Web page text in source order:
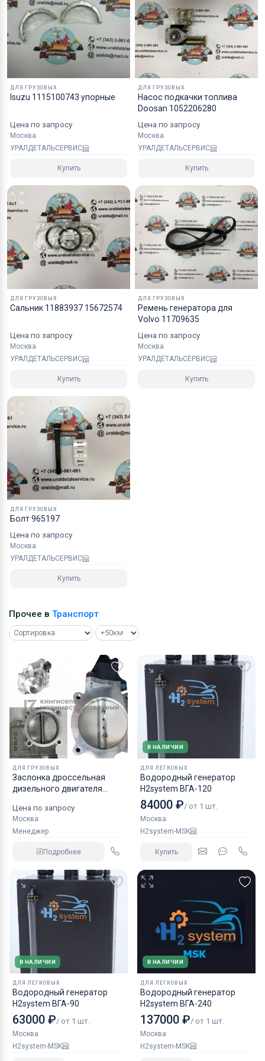
Коробки оптимального размера и с
надежным уровнем защиты.
Специалисты компании готовы взять на себя все
мероприятия по оформлению документов и
перевозке вашего заказа в любой регион РФ, в
страны СНГ, Азии и ЕС.
ДЛЯ ГРУЗОВЫХ
Isuzu 1115100743 упорные
Цена по запросу
Москва
УРАЛДЕТАЛЬСЕРВИС
Купить
ДЛЯ ГРУЗОВЫХ
Насос подкачки топлива
Doosan 1052206280
Цена по запросу
Москва
УРАЛДЕТАЛЬСЕРВИС
Купить
ДЛЯ ГРУЗОВЫХ
Сальник 11883937 15672574
Цена по запросу
Москва
УРАЛДЕТАЛЬСЕРВИС
Купить
ДЛЯ ГРУЗОВЫХ
Ремень генератора для
Volvo 11709635
Цена по запросу
Москва
УРАЛДЕТАЛЬСЕРВИС
Купить
ДЛЯ ГРУЗОВЫХ
Болт 965197
Цена по запросу
Москва
УРАЛДЕТАЛЬСЕРВИС
Купить
Прочее в Транспорт
ДЛЯ ГРУЗОВЫХ
Заслонка дроссельная
дизельного двигателя
Цена по запросу
Москва
Менеджер
Подробнее
В НАЛИЧИИ
ДЛЯ ЛЕГКОВЫХ
Водородный генератор
H2system ВГА-120
84000 ₽/ от 1 шт.
Москва
H2system-MSK
Купить
В НАЛИЧИИ
ДЛЯ ЛЕГКОВЫХ
Водородный генератор
H2system ВГА-90
63000 ₽/ от 1 шт.
Москва
H2system-MSK
В НАЛИЧИИ
ДЛЯ ЛЕГКОВЫХ
Водородный генератор
H2system ВГА-240
137000 ₽/ от 1 шт.
Москва
H2system-MSK